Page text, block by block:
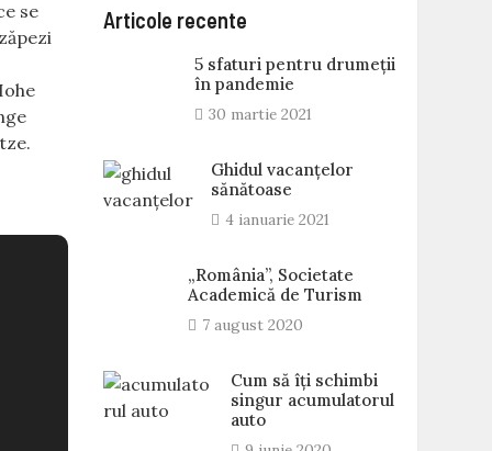
se
Articole recente
5 sfaturi pentru drumeții
în pandemie
30 martie 2021
Ghidul vacanțelor
sănătoase
4 ianuarie 2021
„România”, Societate
Academică de Turism
7 august 2020
Cum să îți schimbi
singur acumulatorul
auto